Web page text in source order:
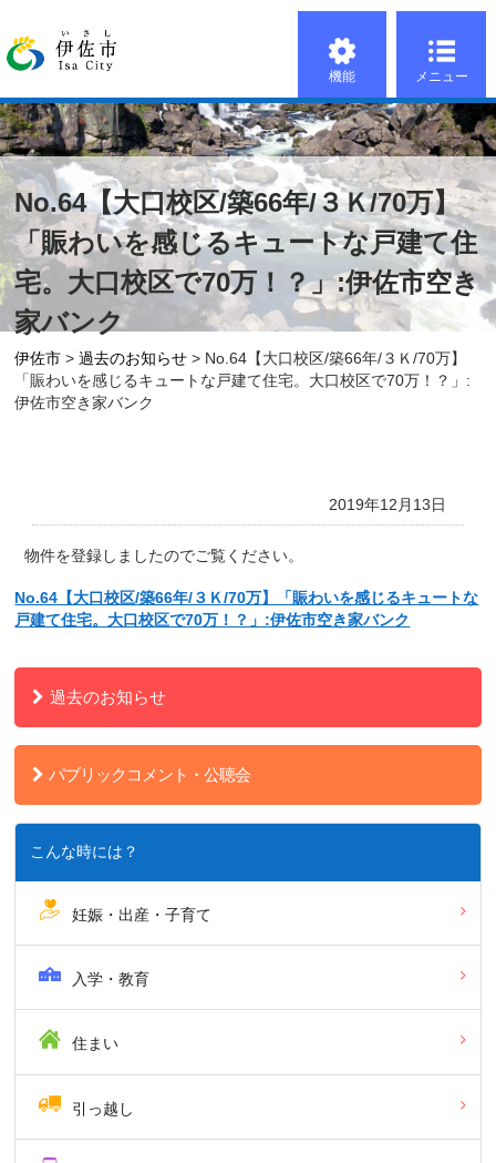
機能 メニュー
No.64【大口校区/築66年/３Ｋ/70万】
「賑わいを感じるキュートな戸建て住
宅。大口校区で70万！？」:伊佐市空き
家バンク
伊佐市 >過去のお知らせ > No.64【大口校区/築66年/３Ｋ/70万】
「賑わいを感じるキュートな戸建て住宅。大口校区で70万！？」:
伊佐市空き家バンク
2019年12月13日
物件を登録しましたのでご覧ください。
No.64【大口校区/築66年/３Ｋ/70万】「賑わいを感じるキュートな
戸建て住宅。大口校区で70万！？」:伊佐市空き家バンク
過去のお知らせ
パブリックコメント・公聴会
こんな時には？
妊娠・出産・子育て
入学・教育
住まい
引っ越し